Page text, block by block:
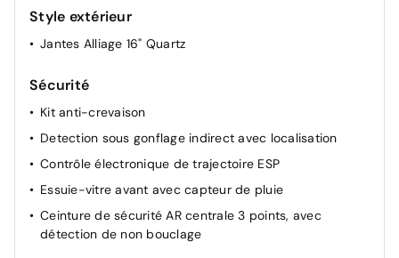
Style extérieur
Jantes Alliage 16" Quartz
Sécurité
Kit anti-crevaison
Detection sous gonflage indirect avec localisation
Contrôle électronique de trajectoire ESP
Essuie-vitre avant avec capteur de pluie
Ceinture de sécurité AR centrale 3 points, avec
détection de non bouclage